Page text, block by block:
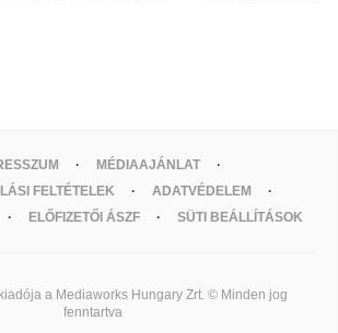
MÉDIAAJÁNLAT
FELTÉTELEK
ADATVÉDELEM
ELŐFIZETŐI ÁSZF SÜTI BEÁLLÍTÁSOK
a Mediaworks Hungary Zrt. © Minden jog
fenntartva